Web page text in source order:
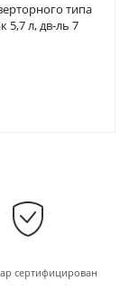
типа
5,7 л, дв-ль 7
сертифицирован